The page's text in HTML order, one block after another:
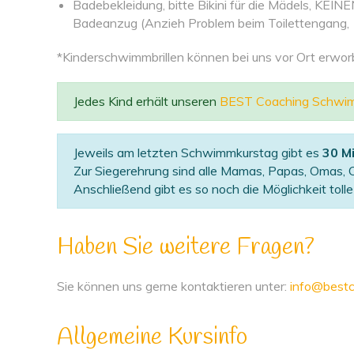
Badebekleidung, bitte Bikini für die Mädels,
Badeanzug (Anzieh Problem beim Toilettengang,
*Kinderschwimmbrillen können bei uns vor Ort
Jedes Kind erhält unseren BEST Coaching
Jeweils am letzten Schwimmkurstag gibt es 30
Zur Siegerehrung sind alle Mamas, Papas,
Anschließend gibt es so noch die Möglichkeit
Haben Sie weitere Fragen?
Sie können uns gerne kontaktieren unter:
Allgemeine Kursinfo